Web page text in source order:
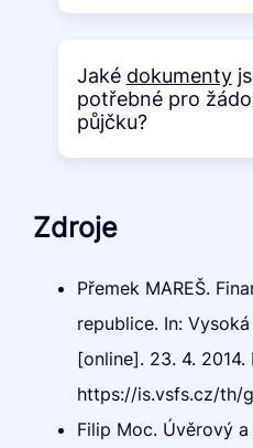
Jaké dokumenty
potřebné pro
půjčku?
Zdroje
Přemek MAREŠ.
republice. In:
[online]. 23. 4. 2014.
https://is.vsfs.cz/th/
Filip Moc. Úvěrový